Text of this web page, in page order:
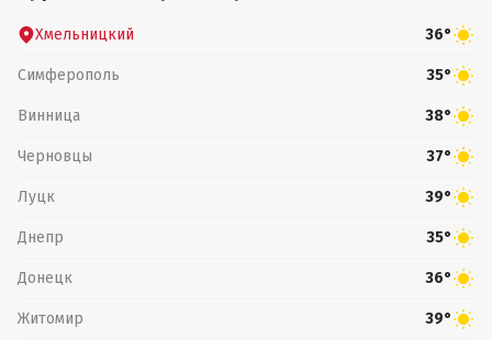
Хмельницкий 36°
Симферополь 35°
Винница 38°
Черновцы 37°
Луцк 39°
Днепр 35°
Донецк 36°
Житомир 39°